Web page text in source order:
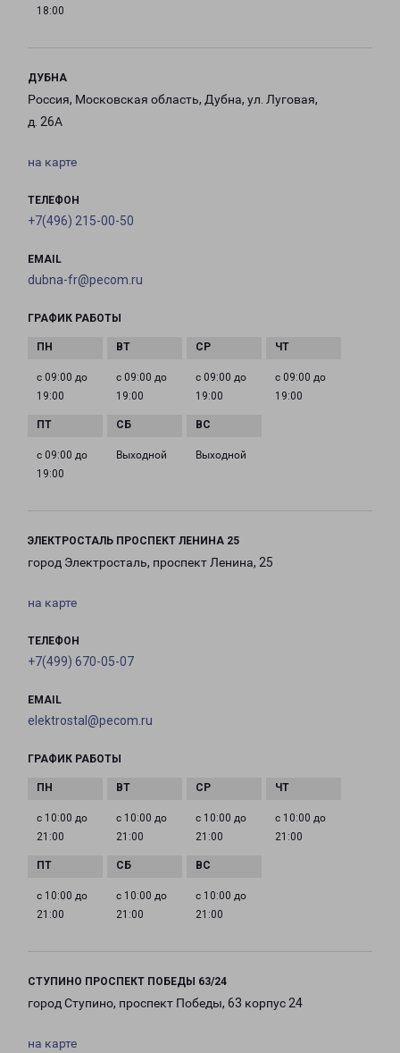
18:00
ДУБНА
Россия, Московская область, Дубна, ул. Луговая,
д. 26А
на карте
ТЕЛЕФОН
+7(496) 215-00-50
EMAIL
dubna-fr@pecom.ru
ГРАФИК РАБОТЫ
с 09:00 до
19:00
с 09:00 до
19:00
с 09:00 до
19:00
с 09:00 до
19:00
с 09:00 до
19:00
Выходной Выходной
ЭЛЕКТРОСТАЛЬ ПРОСПЕКТ ЛЕНИНА 25
город Электросталь, проспект Ленина, 25
на карте
ТЕЛЕФОН
+7(499) 670-05-07
EMAIL
elektrostal@pecom.ru
ГРАФИК РАБОТЫ
с 10:00 до
21:00
с 10:00 до
21:00
с 10:00 до
21:00
с 10:00 до
21:00
с 10:00 до
21:00
с 10:00 до
21:00
с 10:00 до
21:00
СТУПИНО ПРОСПЕКТ ПОБЕДЫ 63/24
город Ступино, проспект Победы, 63 корпус 24
на карте